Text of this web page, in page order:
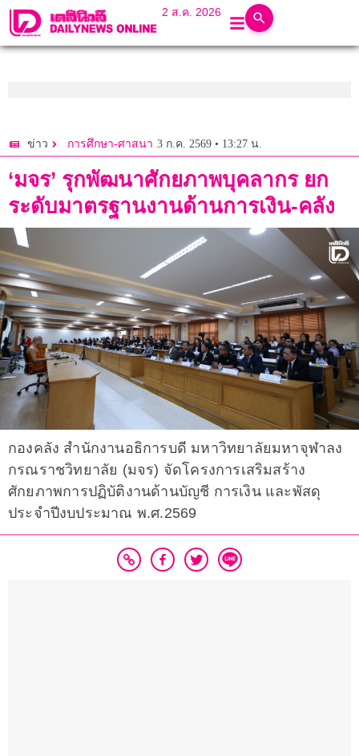
2 ส.ค. 2026
ข่าว การศึกษา-ศาสนา 3 ก.ค. 2569 • 13:27 น.
‘มจร’ รุกพัฒนาศักยภาพบุคลากร ยก
ระดับมาตรฐานงานด้านการเงิน-คลัง
กองคลัง สำนักงานอธิการบดี มหาวิทยาลัยมหาจุฬาลง
กรณราชวิทยาลัย (มจร) จัดโครงการเสริมสร้าง
ศักยภาพการปฏิบัติงานด้านบัญชี การเงิน และพัสดุ
ประจำปีงบประมาณ พ.ศ.2569